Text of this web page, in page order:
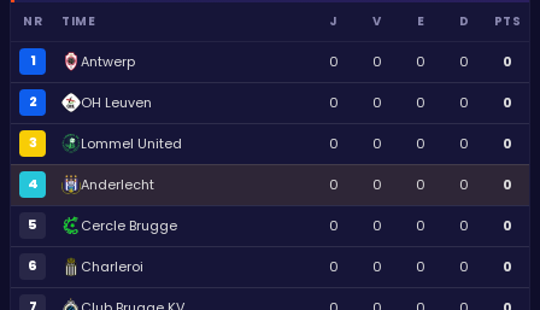
NR TIME J V E D PTS
1 Antwerp 0 0 0 0 0
2 OH Leuven 0 0 0 0 0
3 Lommel United 0 0 0 0 0
4 Anderlecht 0 0 0 0 0
5 Cercle Brugge 0 0 0 0 0
6 Charleroi 0 0 0 0 0